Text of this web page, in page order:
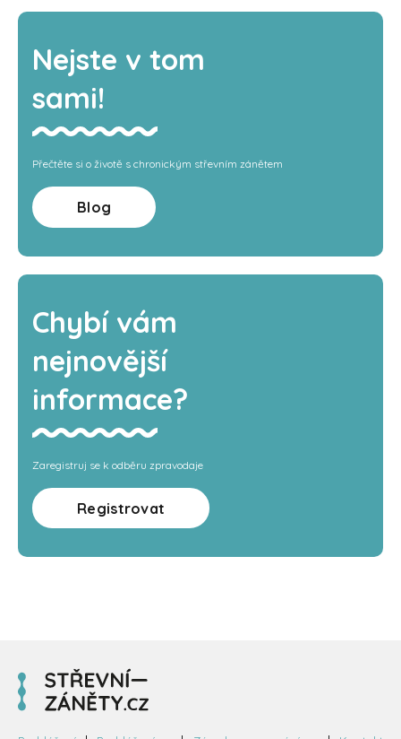
Nejste v tom
sami!
Přečtěte si o životě s chronickým střevním zánětem
Blog
Chybí vám
nejnovější
informace?
Zaregistruj se k odběru zpravodaje
Registrovat